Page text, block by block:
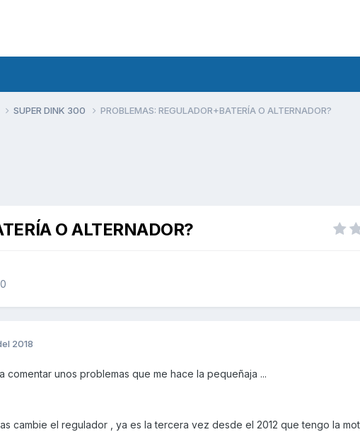
SUPER DINK 300 PROBLEMAS: REGULADOR+BATERÍA O ALTERNADOR?
O ALTERNADOR?
2018
comentar unos problemas que me hace la pequeñaja ...
cambie el regulador , ya es la tercera vez desde el 2012 que tengo la